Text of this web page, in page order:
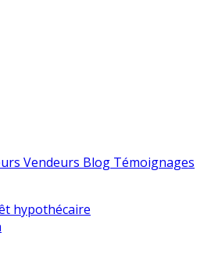
Vendeurs Blog Témoignages
hypothécaire